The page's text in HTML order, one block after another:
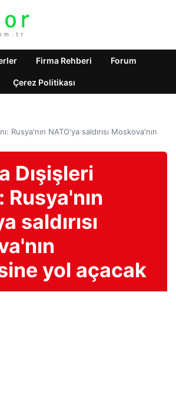
Firma Rehberi Forum
Çerez Politikası
Rusya'nın NATO'ya saldırısı Moskova'nın
Dışişleri
Rusya'nın
saldırısı
yol açacak